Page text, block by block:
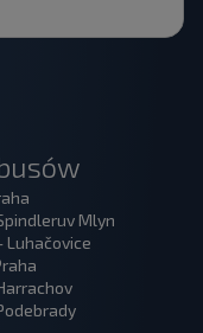
Mlyn
Luhačovice